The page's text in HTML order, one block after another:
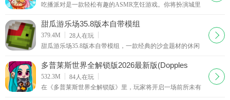
吃播派对是一款轻松有趣的ASMR烹饪游戏。你将扮演城里
面、炸鸡、调制汽水等，还能尽情购买超市里丰富美食。直
播时可为角色换装布置直播间，
甜瓜游乐场35.8版本自带模组
379.4M 28人在玩
甜瓜游乐场35.8版本自带模组，一款经典的沙盒题材的休闲
丰富的游戏关卡，副本，简单的操作玩法，在甜瓜游
下载
多普莱斯世界全解锁版2026最新版(Dopples
World)
532.3M 84人在玩
在《多普莱斯世界全解锁版》里，玩家将开启一场前所未有
下载